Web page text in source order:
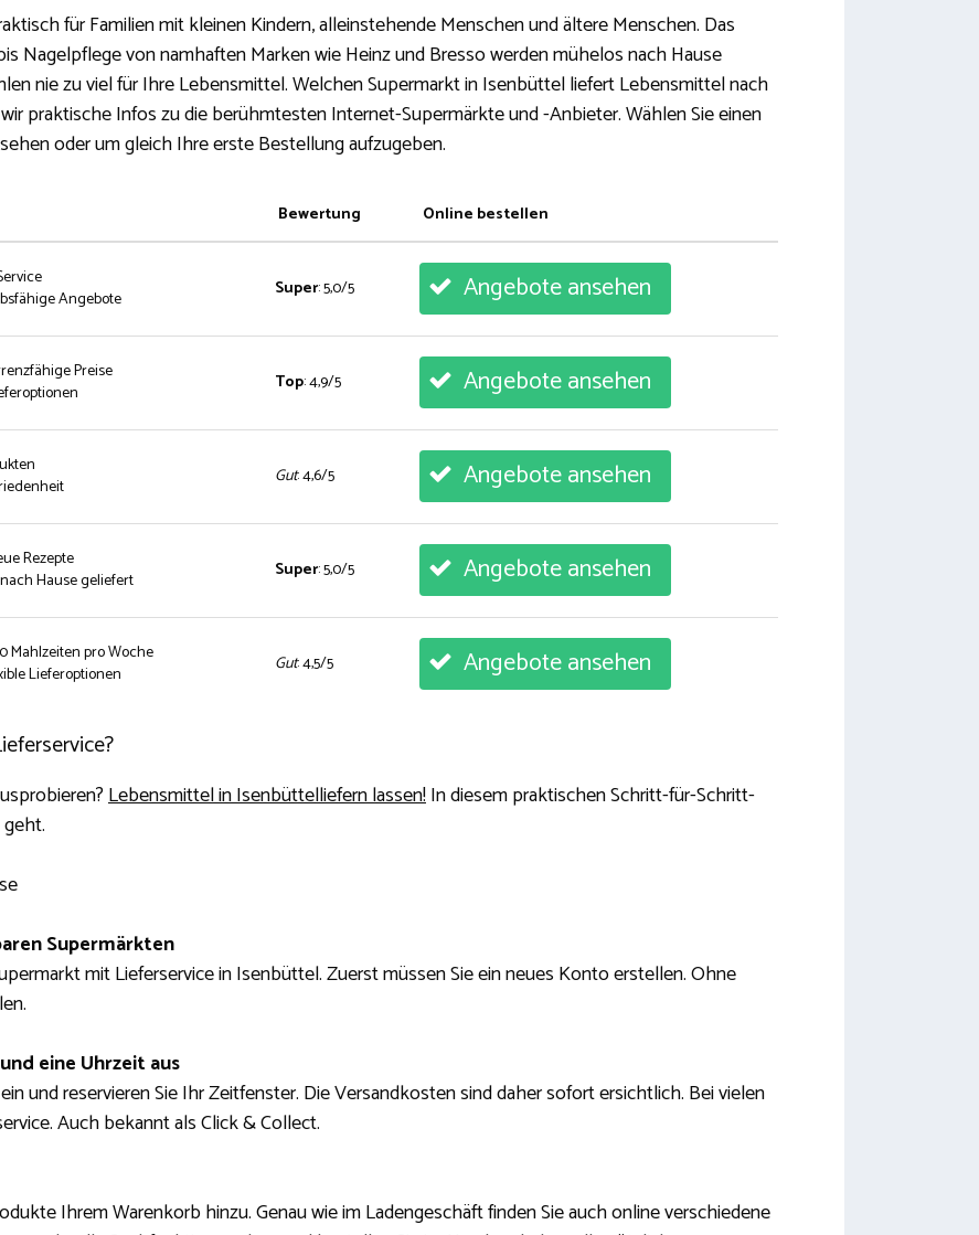
für Familien mit kleinen Kindern, alleinstehende Menschen und ältere Menschen. Das
Nagelpflege von namhaften Marken wie Heinz und Bresso werden mühelos nach Hause
nie zu viel für Ihre Lebensmittel. Welchen Supermarkt in Isenbüttel liefert Lebensmittel nach
praktische Infos zu die berühmtesten Internet-Supermärkte und -Anbieter. Wählen Sie einen
oder um gleich Ihre erste Bestellung aufzugeben.
Bewertung Online bestellen
Angebote
Super: 5,0/5 Angebote ansehen
Preise
Top: 4,9/5 Angebote ansehen
Gut: 4,6/5 Angebote ansehen
Rezepte
Hause geliefert
Super: 5,0/5 Angebote ansehen
Mahlzeiten pro Woche
Lieferoptionen
Gut: 4,5/5 Angebote ansehen
Lebensmittel in Isenbüttelliefern lassen!In diesem praktischen Schritt-für-Schritt-
Supermärkten
mit Lieferservice in Isenbüttel. Zuerst müssen Sie ein neues Konto erstellen. Ohne
eine Uhrzeit aus
und reservieren Sie Ihr Zeitfenster. Die Versandkosten sind daher sofort ersichtlich. Bei vielen
Auch bekannt als Click & Collect.
Ihrem Warenkorb hinzu. Genau wie im Ladengeschäft finden Sie auch online verschiedene